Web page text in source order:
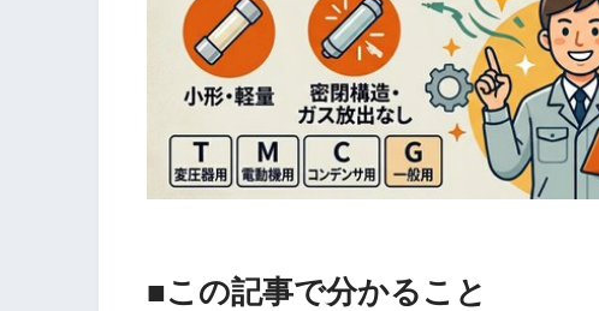
■この記事で分かること